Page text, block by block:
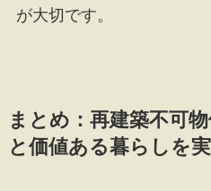
が大切です。
まとめ：再建築不可
と価値ある暮らしを